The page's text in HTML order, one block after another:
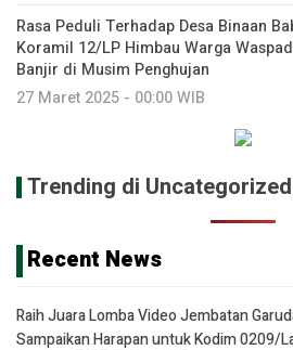
Rasa Peduli Terhadap Desa Binaan
Koramil 12/LP Himbau Warga
Banjir di Musim Penghujan
27 Maret 2025 - 00:00 WIB
Trending di Uncategorized
Recent News
Raih Juara Lomba Video Jembatan
Sampaikan Harapan untuk Kodim 0209/